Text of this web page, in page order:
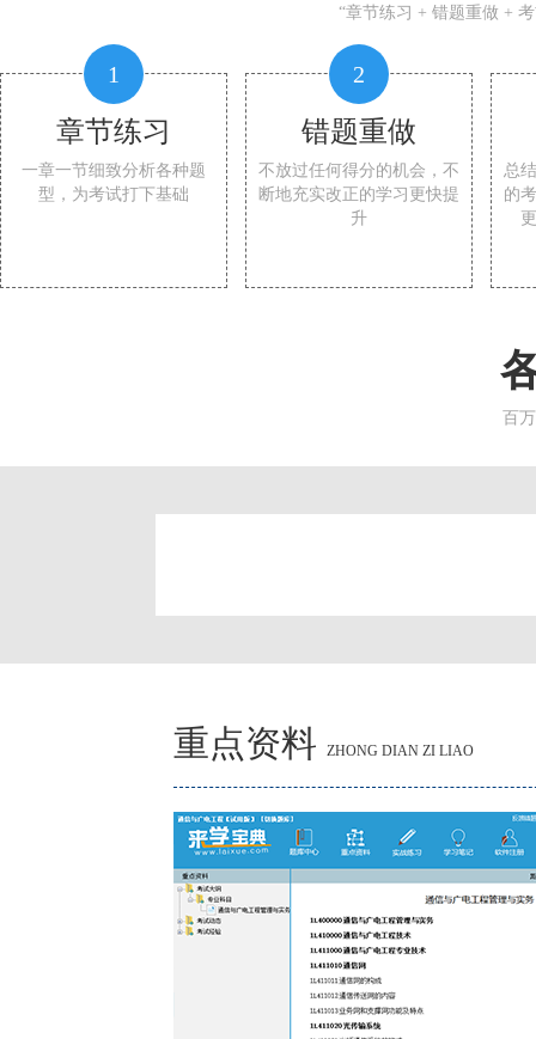
“章节练习 + 错题重做 +
1
章节练习
一章一节细致分析各种题
型，为考试打下基础
2
错题重做
不放过任何得分的机会，不
断地充实改正的学习更快提
升
总
的
百
重点资料 ZHONG DIAN ZI LIAO